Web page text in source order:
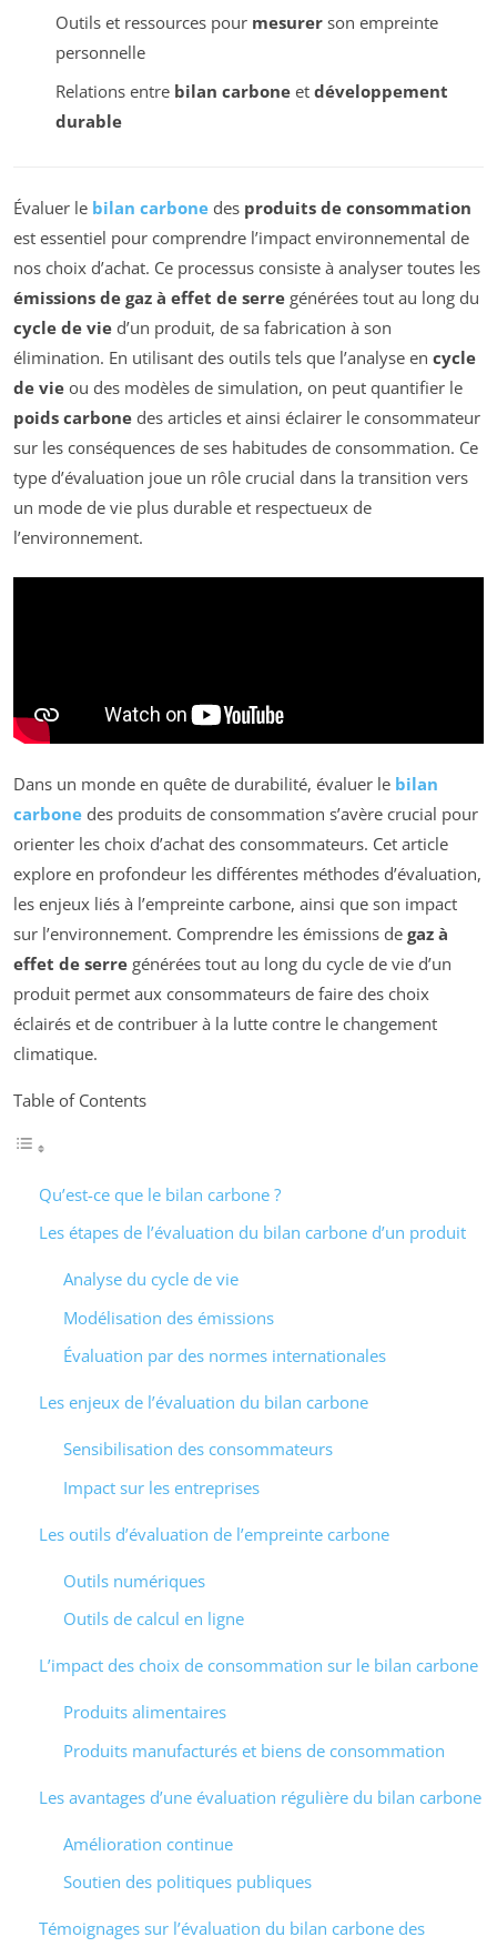
Outils et ressources pour mesurerson empreinte
personnelle
Relations entre bilan carboneet développement
durable
Évaluer le bilan carbone des produits de consommation
est essentiel pour comprendre l’impact environnemental de
nos choix d’achat. Ce processus consiste à analyser toutes les
émissions de gaz à effet de serre générées tout au long du
cycle de vie d’un produit, de sa fabrication à son
élimination. En utilisant des outils tels que l’analyse en cycle
de vie ou des modèles de simulation, on peut quantifier le
poids carbone des articles et ainsi éclairer le consommateur
sur les conséquences de ses habitudes de consommation. Ce
type d’évaluation joue un rôle crucial dans la transition vers
un mode de vie plus durable et respectueux de
l’environnement.
Dans un monde en quête de durabilité, évaluer le bilan
carbone des produits de consommation s’avère crucial pour
orienter les choix d’achat des consommateurs. Cet article
explore en profondeur les différentes méthodes d’évaluation,
les enjeux liés à l’empreinte carbone, ainsi que son impact
sur l’environnement. Comprendre les émissions de gaz à
effet de serre générées tout au long du cycle de vie d’un
produit permet aux consommateurs de faire des choix
éclairés et de contribuer à la lutte contre le changement
climatique.
Table of Contents
Qu’est-ce que le bilan carbone ?
Les étapes de l’évaluation du bilan carbone d’un produit
Analyse du cycle de vie
Modélisation des émissions
Évaluation par des normes internationales
Les enjeux de l’évaluation du bilan carbone
Sensibilisation des consommateurs
Impact sur les entreprises
Les outils d’évaluation de l’empreinte carbone
Outils numériques
Outils de calcul en ligne
L’impact des choix de consommation sur le bilan carbone
Produits alimentaires
Produits manufacturés et biens de consommation
Les avantages d’une évaluation régulière du bilan carbone
Amélioration continue
Soutien des politiques publiques
Témoignages sur l’évaluation du bilan carbone des